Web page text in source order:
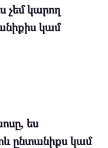
չեմ կարող
կամ
ես
ընտանիքս կամ